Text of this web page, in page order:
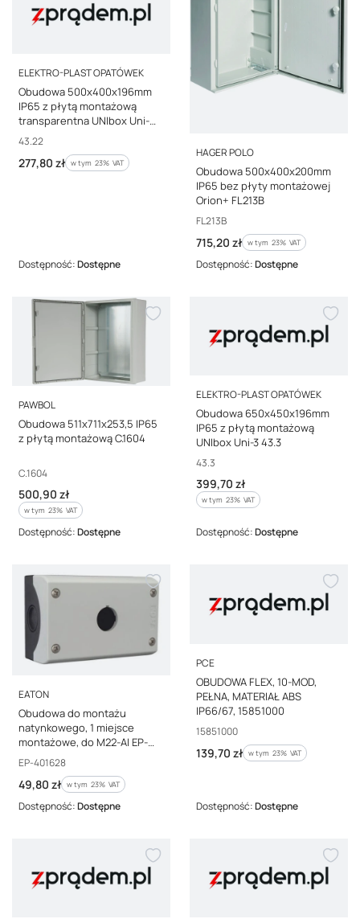
PRODUCENT
ELEKTRO-PLAST OPATÓWEK
Obudowa 500x400x196mm
IP65 z płytą montażową
transparentna UNIbox Uni-
2/T 43.22
Kod producenta
43.22
Cena brutto
277,80 zł w tym %s VAT
w tym 23% VAT
Dostępność:Dostępne
PRODUCENT
HAGER POLO
Obudowa 500x400x200mm
IP65 bez płyty montażowej
Orion+ FL213B
Kod producenta
FL213B
Cena brutto
715,20 zł w tym %s VAT
w tym 23% VAT
Dostępność:Dostępne
PRODUCENT
PAWBOL
Obudowa 511x711x253,5 IP65
z płytą montażową C.1604
Kod producenta
C.1604
Cena brutto
500,90 zł
w tym %s VAT
w tym 23% VAT
Dostępność:Dostępne
PRODUCENT
ELEKTRO-PLAST OPATÓWEK
Obudowa 650x450x196mm
IP65 z płytą montażową
UNIbox Uni-3 43.3
Kod producenta
43.3
Cena brutto
399,70 zł
w tym %s VAT
w tym 23% VAT
Dostępność:Dostępne
PRODUCENT
EATON
Obudowa do montażu
natynkowego, 1 miejsce
montażowe, do M22-AI EP-
401628
Kod producenta
EP-401628
Cena brutto
49,80 zł w tym %s VAT
w tym 23% VAT
Dostępność:Dostępne
PRODUCENT
PCE
OBUDOWA FLEX, 10-MOD,
PEŁNA, MATERIAŁ ABS
IP66/67, 15851000
Kod producenta
15851000
Cena brutto
139,70 zł w tym %s VAT
w tym 23% VAT
Dostępność:Dostępne